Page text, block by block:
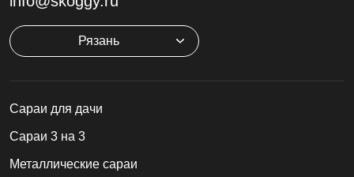
Рязань
Cараи для дачи
Сараи 3 на 3
Металлические сараи